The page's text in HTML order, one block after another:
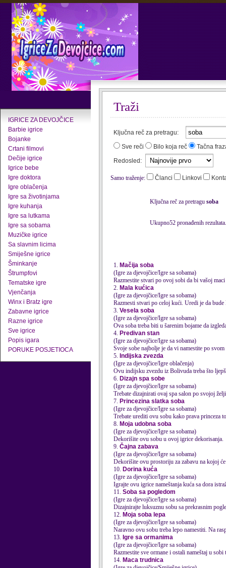
IGRICE ZA DEVOJČICE
Barbie igrice
Bojanke
Crtani filmovi
Dečije igrice
Igrice bebe
Igre doktora
Igre oblačenja
Igre sa životinjama
Igre kuhanja
Igre sa lutkama
Igre sa sobama
Muzičke igrice
Sa slavnim licima
Smiješne igrice
Šminkanje
Štrumpfovi
Tematske igre
Vjenčanja
Winx i Bratz igre
Zabavne igrice
Razne igrice
Sve igrice
Popis igara
PORUKE POSJETIOCA
Traži
Ključna reč za pretragu:
Sve reči
Bilo koja reč
Tačna
Redosled:
Samo traženje: Članci Linkovi
Ključna reč za pretragu soba
Ukupno52 pronađenih rezultata.
1. Mačija soba
(Igre za djevojčice/Igre sa sobama)
Razmestite stvari po ovoj sobi da bi vašoj
2. Mala kućica
(Igre za djevojčice/Igre sa sobama)
Razmesti stvari po celoj kući. Uredi je da
3. Vesela soba
(Igre za djevojčice/Igre sa sobama)
Ova soba treba biti u šarenim bojame da
4. Predivan stan
(Igre za djevojčice/Igre sa sobama)
Svoje sobe najbolje je da vi namestite po
5. Indijska zvezda
(Igre za djevojčice/Igre oblačenja)
Ovu indijsku zvezdu iz Bolivuda treba što
6. Dizajn spa sobe
(Igre za djevojčice/Igre sa sobama)
Trebate dizajnirati ovaj spa salon po svojoj
7. Princezina slatka soba
(Igre za djevojčice/Igre sa sobama)
Trebate urediti ovu sobu kako prava princeza
8. Moja udobna soba
(Igre za djevojčice/Igre sa sobama)
Dekorišite ovu sobu u ovoj igrice dekorisanja.
9. Čajna zabava
(Igre za djevojčice/Igre sa sobama)
Dekorišite ovu prostoriju za zabavu na kojoj
10. Dorina kuća
(Igre za djevojčice/Igre sa sobama)
Igrajte ovu igrice nameštanja kuća sa dora
11. Soba sa pogledom
(Igre za djevojčice/Igre sa sobama)
Dizajnirajte luksuznu sobu sa prekrasnim
12. Moja soba lepa
(Igre za djevojčice/Igre sa sobama)
Naravno ovu sobu treba lepo namestiti. Na
13. Igre sa ormanima
(Igre za djevojčice/Igre sa sobama)
Razmestite sve ormane i ostali nameštaj u
14. Maca trudnica